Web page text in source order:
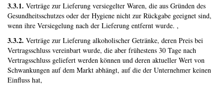
3.3.1. Verträge zur Lieferung versiegelter Waren, die aus Gründen des
Gesundheitsschutzes oder der Hygiene nicht zur Rückgabe geeignet sind,
wenn ihre Versiegelung nach der Lieferung entfernt wurde. ,
3.3.2. Verträge zur Lieferung alkoholischer Getränke, deren Preis bei
Vertragsschluss vereinbart wurde, die aber frühestens 30 Tage nach
Vertragsschluss geliefert werden können und deren aktueller Wert von
Schwankungen auf dem Markt abhängt, auf die der Unternehmer keinen
Einfluss hat,